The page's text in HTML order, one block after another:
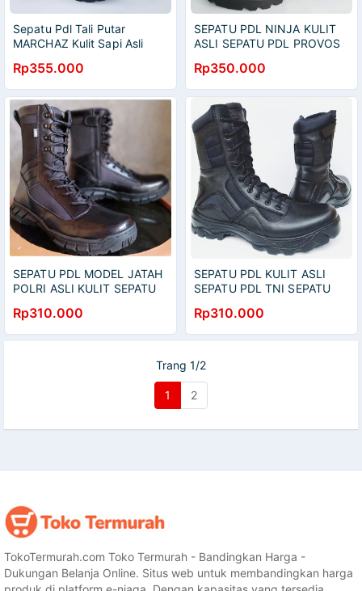
Sepatu Pdl Tali Putar
MARCHAZ Kulit Sapi Asli
Security Satpam Sepatu
Boots Pria
Rp355.000
SEPATU PDL NINJA KULIT
ASLI SEPATU PDL PROVOS
SEPATU PDL SATPAM
Rp350.000
SEPATU PDL MODEL JATAH
POLRI ASLI KULIT SEPATU
SATPAM SEPATU BOOTS
PRIA KULIT
Rp310.000
SEPATU PDL KULIT ASLI
SEPATU PDL TNI SEPATU
SECURITY SEPATU PDL
SATPAM
Rp310.000
Trang 1/2
1 2
TokoTermurah.com Toko Termurah - Bandingkan Harga -
Dukungan Belanja Online. Situs web untuk membandingkan harga